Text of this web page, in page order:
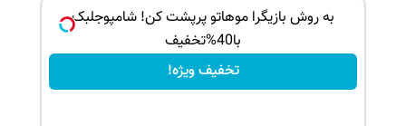
به روش بازیگرا موهاتو پرپشت کن! شامپوجلبک
با40%تخفیف
تخفیف ویژه!